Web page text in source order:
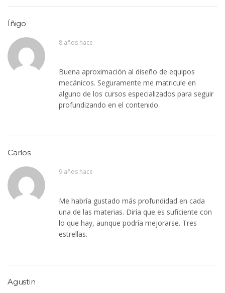
Íñigo
8 años hace
Buena aproximación al diseño de equipos
mecánicos. Seguramente me matricule en
alguno de los cursos especializados para seguir
profundizando en el contenido.
Carlos
9 años hace
Me habría gustado más profundidad en cada
una de las materias. Diría que es suficiente con
lo que hay, aunque podría mejorarse. Tres
estrellas.
Agustin